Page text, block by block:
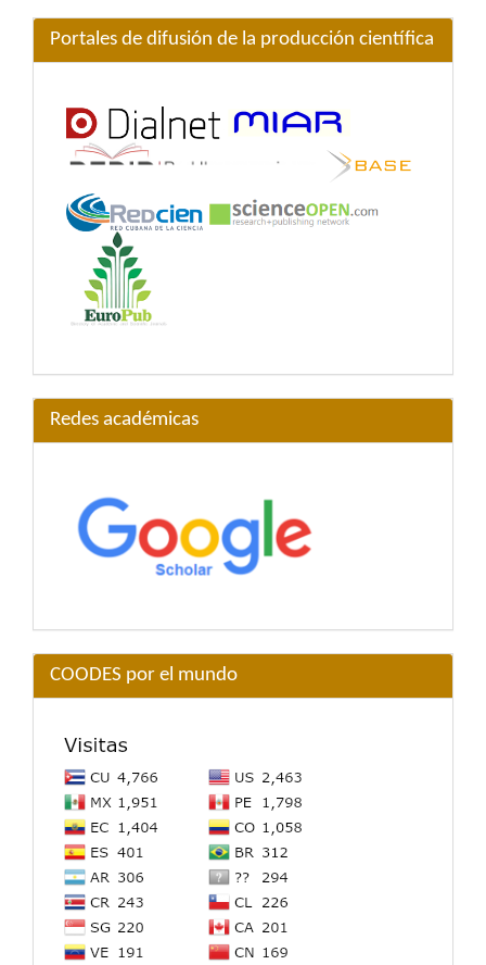
Portales de difusión de la producción científica
Redes académicas
COODES por el mundo